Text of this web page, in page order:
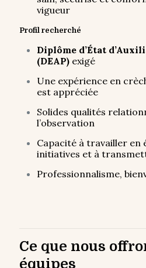
vigueur
Profil recherché
Diplôme d’État
(DEAP) exigé
Une expérience en
est appréciée
Solides qualités
l’observation
Capacité à travailler en
initiatives et à
Professionnalisme,
Ce que nous
équipes